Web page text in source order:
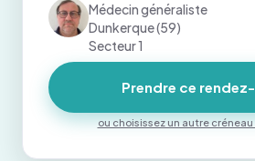
Médecin généraliste
Dunkerque (59)
Secteur 1
Prendre ce
ou choisissez un autre